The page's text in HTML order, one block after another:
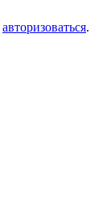
авторизоваться.